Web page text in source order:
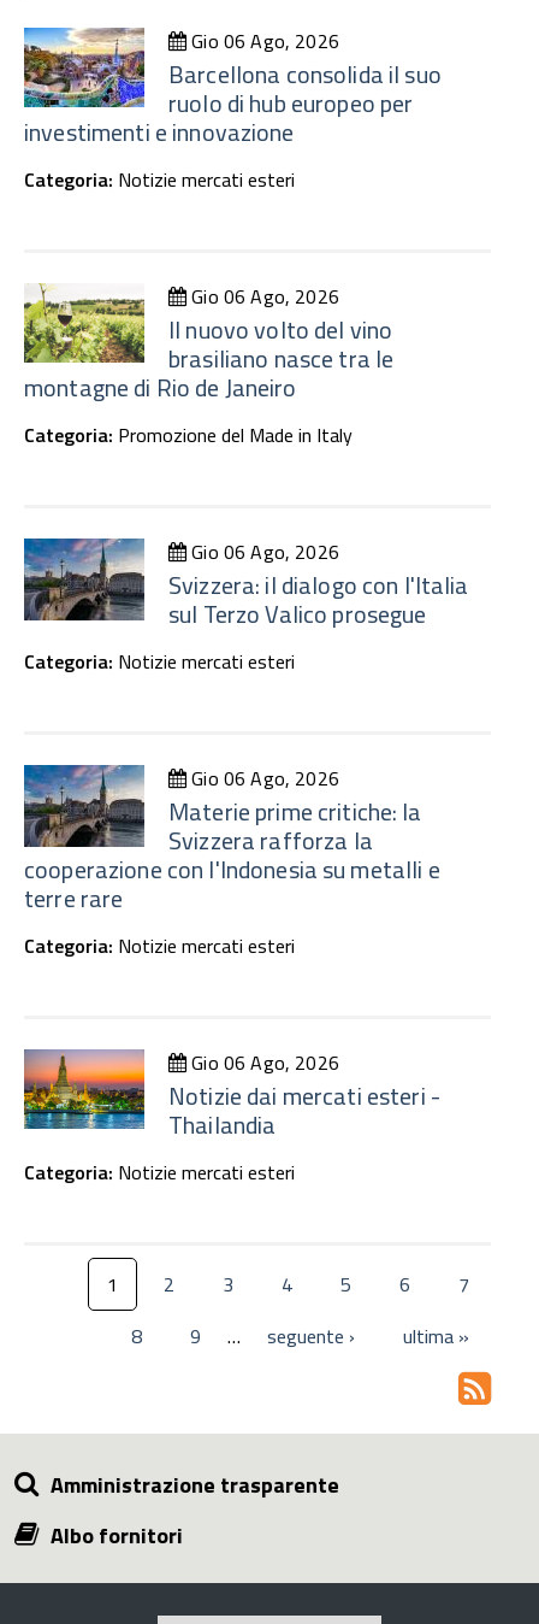
Gio 06 Ago, 2026
Barcellona consolida il suo
ruolo di hub europeo per
investimenti e innovazione
Categoria: Notizie mercati esteri
Gio 06 Ago, 2026
Il nuovo volto del vino
brasiliano nasce tra le
montagne di Rio de Janeiro
Categoria: Promozione del Made in Italy
Gio 06 Ago, 2026
Svizzera: il dialogo con l'Italia
sul Terzo Valico prosegue
Categoria: Notizie mercati esteri
Gio 06 Ago, 2026
Materie prime critiche: la
Svizzera rafforza la
cooperazione con l'Indonesia su metalli e
terre rare
Categoria: Notizie mercati esteri
Gio 06 Ago, 2026
Notizie dai mercati esteri -
Thailandia
Categoria: Notizie mercati esteri
1 2 3 4 5 6
7
8
9 … seguente › ultima »
Amministrazione trasparente
Albo fornitori